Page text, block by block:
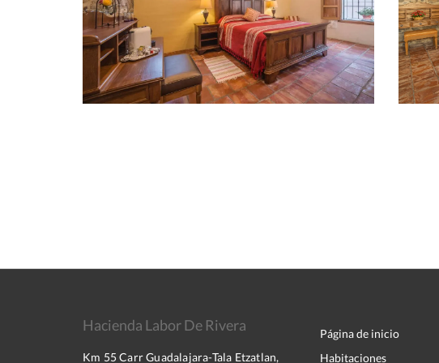
Hacienda Labor De Rivera
Km 55 Carr Guadalajara-Tala Etzatlan,
Página de inicio
Habitaciones